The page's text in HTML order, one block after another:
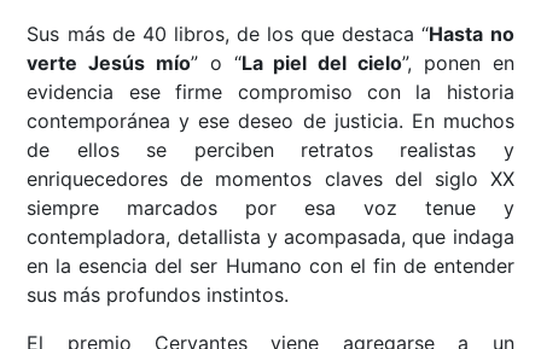
Sus más de 40 libros, de los que destaca “Hasta no
verte Jesús mío” o “La piel del cielo”, ponen en
evidencia ese firme compromiso con la historia
contemporánea y ese deseo de justicia. En muchos
de ellos se perciben retratos realistas y
enriquecedores de momentos claves del siglo XX
siempre marcados por esa voz tenue y
contempladora, detallista y acompasada, que indaga
en la esencia del ser Humano con el fin de entender
sus más profundos instintos.
El premio Cervantes viene agregarse a un